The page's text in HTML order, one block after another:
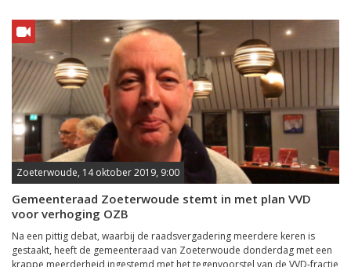
Zoeterwoude, 14 oktober 2019, 9:00
Gemeenteraad Zoeterwoude stemt in met plan VVD
voor verhoging OZB
Na een pittig debat, waarbij de raadsvergadering meerdere keren is
gestaakt, heeft de gemeenteraad van Zoeterwoude donderdag met een
krappe meerderheid ingestemd met het tegenvoorstel van de VVD-fractie